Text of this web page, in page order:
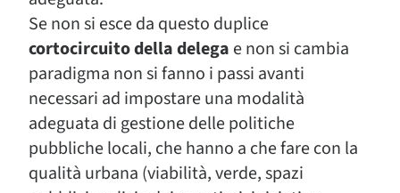
Se non si esce da questo duplice
cortocircuito della delega e non si cambia
paradigma non si fanno i passi avanti
necessari ad impostare una modalità
adeguata di gestione delle politiche
pubbliche locali, che hanno a che fare con la
qualità urbana (viabilità, verde, spazi